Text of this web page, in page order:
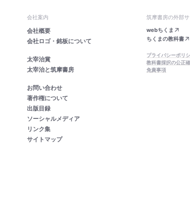
会社案内
会社概要
会社ロゴ・銘板について
太宰治賞
太宰治と筑摩書房
お問い合わせ
著作権について
出版目録
ソーシャルメディア
リンク集
サイトマップ
筑摩書房の外部サ
webちくま
ちくまの教科書
プライバシーポリ
教科書採択の公正
免責事項